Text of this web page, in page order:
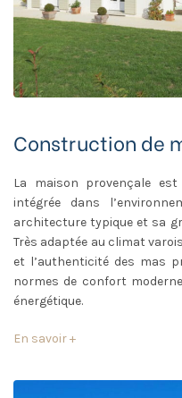
Construction de
La maison provençale
intégrée dans
architecture typique et sa
Très adaptée au climat
et l’authenticité des mas
normes de confort
énergétique.
En savoir +